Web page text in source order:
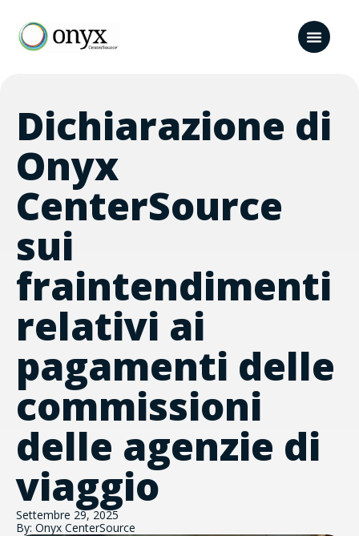
Dichiarazione di
Onyx
CenterSource
sui
fraintendimenti
relativi ai
pagamenti delle
commissioni
delle agenzie di
viaggio
Settembre 29, 2025
By: Onyx CenterSource